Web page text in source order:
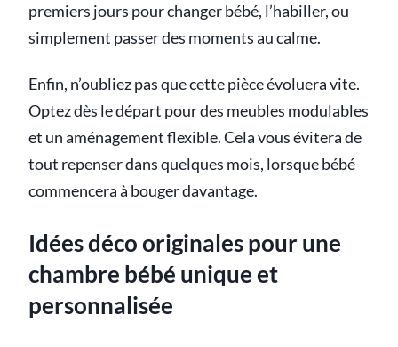
premiers jours pour changer bébé, l’habiller, ou
simplement passer des moments au calme.
Enfin, n’oubliez pas que cette pièce évoluera vite.
Optez dès le départ pour des meubles modulables
et un aménagement flexible. Cela vous évitera de
tout repenser dans quelques mois, lorsque bébé
commencera à bouger davantage.
Idées déco originales pour une
chambre bébé unique et
personnalisée